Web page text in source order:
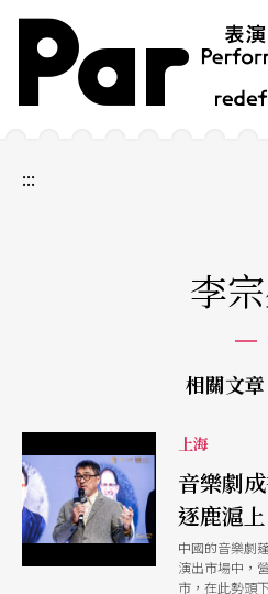
跳到主要內容區塊
網站導覽
:::
李
相關文章
上海
音樂劇
逐鹿滬上
中國的音樂劇
演出市場中，
市，在此勢頭